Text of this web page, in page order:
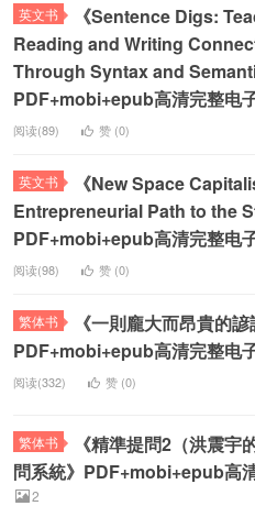
英文书
《Sentence Digs:
Reading and Writing
Through Syntax and
PDF+mobi+epub高清完整电
阅读(89) 赞 (0)
英文书
《New Space
Entrepreneurial Path to the
PDF+mobi+epub高清完整电
阅读(98) 赞 (0)
繁体书
《一則龐大而昂貴的諺
PDF+mobi+epub高清完整电
阅读(332) 赞 (0)
繁体书
《精準提問2（洪震宇
問系統》PDF+mobi+epub高
2